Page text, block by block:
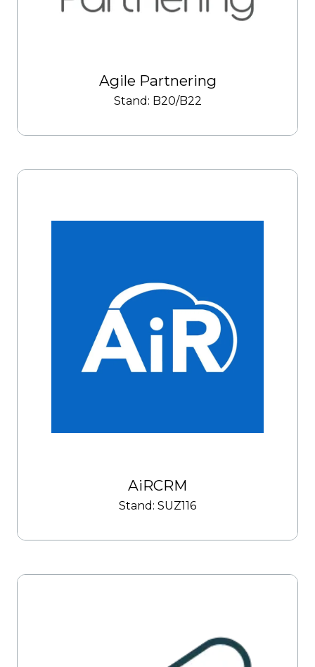
Agile Partnering
Stand: B20/B22
AiRCRM
Stand: SUZ116